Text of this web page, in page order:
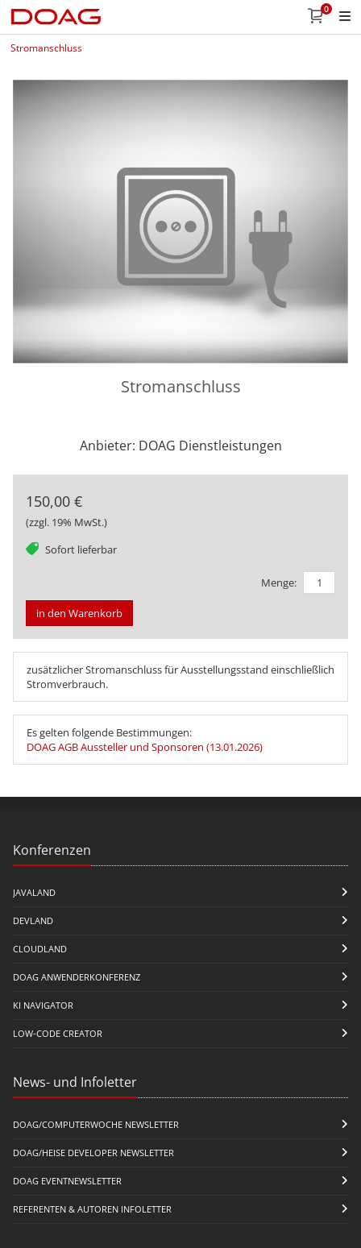
0
Stromanschluss
Stromanschluss
Anbieter: DOAG Dienstleistungen
150,00 €
(zzgl. 19% MwSt.)
Sofort lieferbar
tag
Menge:
in den Warenkorb
zusätzlicher Stromanschluss für Ausstellungsstand einschließlich
Stromverbrauch.
Es gelten folgende Bestimmungen:
DOAG AGB Aussteller und Sponsoren (13.01.2026)
Konferenzen
JAVALAND
DEVLAND
CLOUDLAND
DOAG ANWENDERKONFERENZ
KI NAVIGATOR
LOW-CODE CREATOR
News- und Infoletter
DOAG/COMPUTERWOCHE NEWSLETTER
DOAG/HEISE DEVELOPER NEWSLETTER
DOAG EVENTNEWSLETTER
REFERENTEN & AUTOREN INFOLETTER